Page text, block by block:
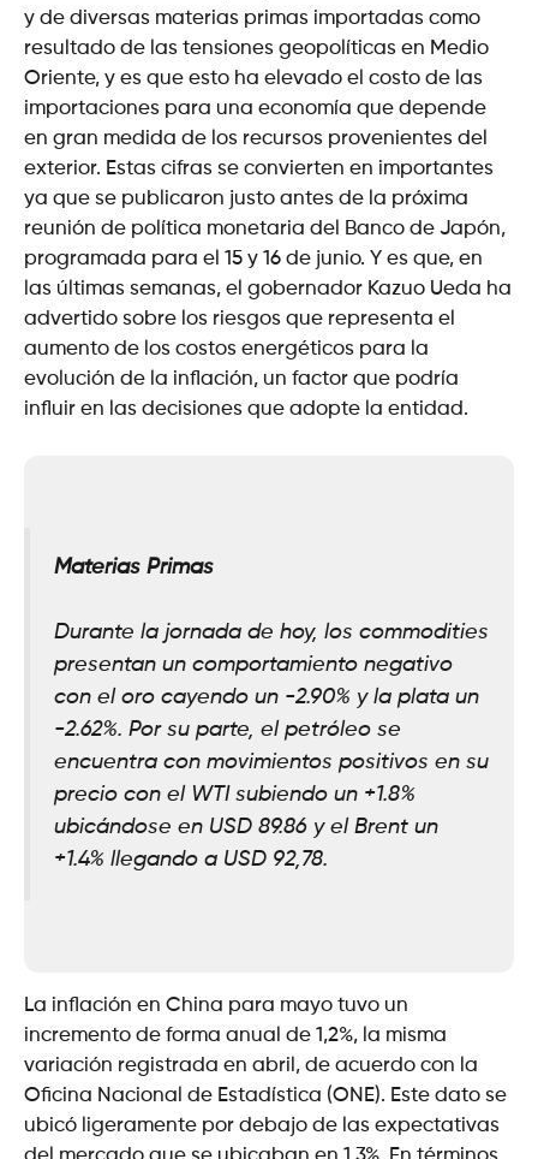
y de diversas materias primas importadas como
resultado de las tensiones geopolíticas en Medio
Oriente, y es que esto ha elevado el costo de las
importaciones para una economía que depende
en gran medida de los recursos provenientes del
exterior. Estas cifras se convierten en importantes
ya que se publicaron justo antes de la próxima
reunión de política monetaria del Banco de Japón,
programada para el 15 y 16 de junio. Y es que, en
las últimas semanas, el gobernador Kazuo Ueda ha
advertido sobre los riesgos que representa el
aumento de los costos energéticos para la
evolución de la inflación, un factor que podría
influir en las decisiones que adopte la entidad.
Materias Primas
Durante la jornada de hoy, los commodities
presentan un comportamiento negativo
con el oro cayendo un -2.90% y la plata un
-2.62%. Por su parte, el petróleo se
encuentra con movimientos positivos en su
precio con el WTI subiendo un +1.8%
ubicándose en USD 89.86 y el Brent un
+1.4% llegando a USD 92,78.
La inflación en China para mayo tuvo un
incremento de forma anual de 1,2%, la misma
variación registrada en abril, de acuerdo con la
Oficina Nacional de Estadística (ONE). Este dato se
ubicó ligeramente por debajo de las expectativas